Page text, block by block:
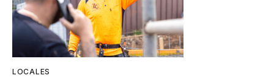
LOCALES